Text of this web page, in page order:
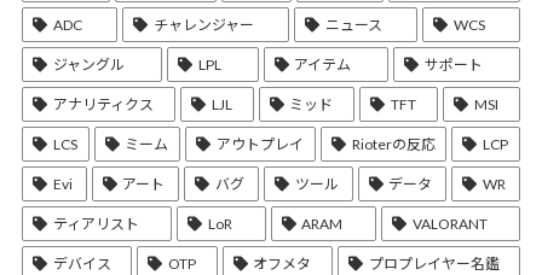
ADC チャレンジャー ニュース WCS
ジャングル LPL アイテム サポート
アナリティクス LJL ミッド TFT MSI
LCS ミーム アウトプレイ Rioterの反応 LCP
Evi アート バグ ツール データ WR
ティアリスト LoR ARAM VALORANT
デバイス OTP オフメタ プロプレイヤー名鑑